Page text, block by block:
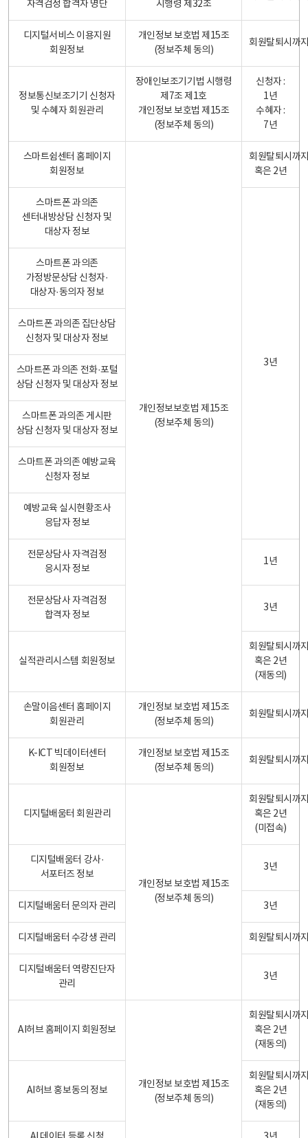
자격검정 합격자 명단
시행령 제32조
디지털서비스 이용지원
회원정보
개인정보 보호법 제15조
(정보주체 동의)
회원탈퇴시까
정보통신보조기기 신청자
및 수혜자 회원관리
장애인보조기기법 시행령
제7조 제1호
개인정보 보호법 제15조
(정보주체 동의)
신청자 :
1년
수혜자 :
7년
스마트쉼센터 홈페이지
회원정보
개인정보보호법 제15조
(정보주체 동의)
회원탈퇴시까
혹은 2년
스마트폰 과의존
센터내방상담 신청자 및
대상자 정보
3년
스마트폰 과의존
가정방문상담 신청자·
대상자·동의자 정보
스마트폰 과의존 집단상담
신청자 및 대상자 정보
스마트폰 과의존 전화·포털
상담 신청자 및 대상자 정보
스마트폰 과의존 게시판
상담 신청자 및 대상자 정보
스마트폰 과의존 예방교육
신청자 정보
예방교육 실시현황조사
응답자 정보
전문상담사 자격검정
응시자 정보
1년
전문상담사 자격검정
합격자 정보
3년
실적관리시스템 회원정보
회원탈퇴시까
혹은 2년
(재동의)
손말이음센터 홈페이지
회원관리
개인정보 보호법 제15조
(정보주체 동의)
회원탈퇴시까
K-ICT 빅데이터센터
회원정보
개인정보 보호법 제15조
(정보주체 동의)
회원탈퇴시까
디지털배움터 회원관리
개인정보 보호법 제15조
(정보주체 동의)
회원탈퇴시까
혹은 2년
(미접속)
디지털배움터 강사·
서포터즈 정보
3년
디지털배움터 문의자 관리 3년
디지털배움터 수강생 관리 회원탈퇴시까
디지털배움터 역량진단자
관리
3년
AI허브 홈페이지 회원정보
개인정보 보호법 제15조
(정보주체 동의)
회원탈퇴시까
혹은 2년
(재동의)
AI허브 홍보동의 정보
회원탈퇴시까
혹은 2년
(재동의)